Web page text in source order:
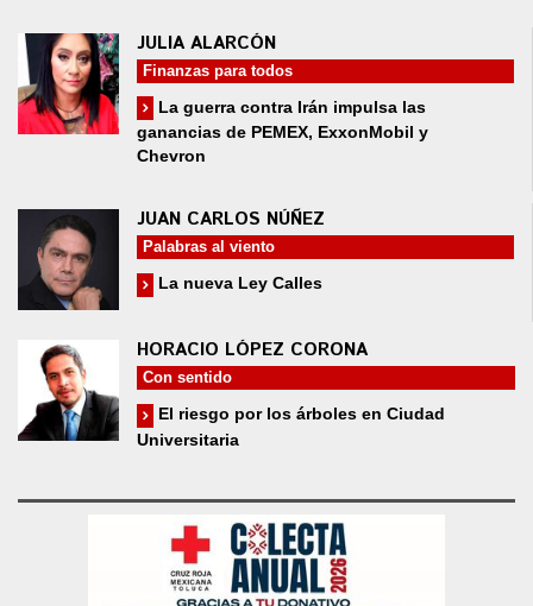
JULIA ALARCÓN
Finanzas para todos
La guerra contra Irán impulsa las
ganancias de PEMEX, ExxonMobil y
Chevron
JUAN CARLOS NÚÑEZ
Palabras al viento
La nueva Ley Calles
HORACIO LÓPEZ CORONA
Con sentido
El riesgo por los árboles en Ciudad
Universitaria